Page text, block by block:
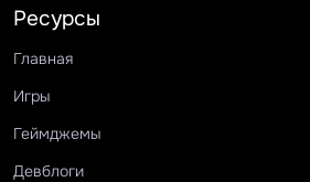
Ресурсы
Главная
Игры
Геймджемы
Девблоги